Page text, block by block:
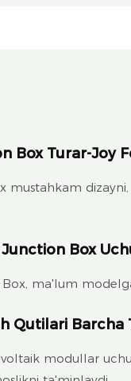
Box Turar-
mustahkam
Box
Box, ma'lum
Qutilari
modullar